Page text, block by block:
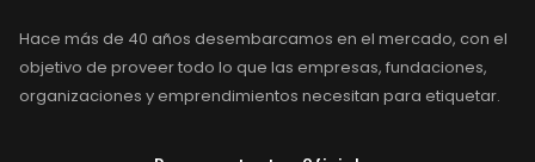
objetivo de proveer todo lo que las empresas, fundaciones,
organizaciones y emprendimientos necesitan para etiquetar.